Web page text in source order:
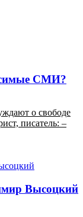
СМИ?
о свободе
писатель: –
Высоцкий